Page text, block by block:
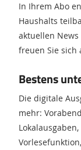
In Ihrem Abo
Haushalts
aktuellen
freuen Sie sich
Bestens
Die digitale
mehr: